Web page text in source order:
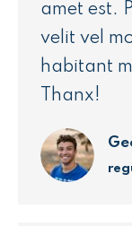
amet est.
velit vel
habitant
Thanx!